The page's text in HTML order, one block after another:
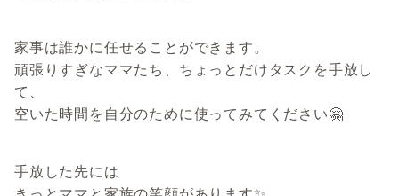
家事は誰かに任せることができます。
頑張りすぎなママたち、ちょっとだけタスクを手放し
て、
空いた時間を自分のために使ってみてください🤗
手放した先には